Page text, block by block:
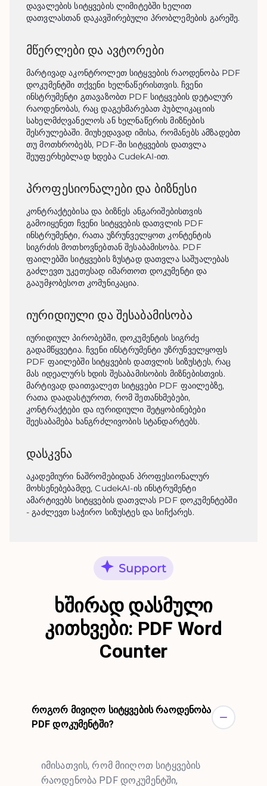
დავალების სიტყვების ლიმიტებში ხელით
დათვლასთან დაკავშირებული პრობლემების გარეშე.
მწერლები და ავტორები
მარტივად აკონტროლეთ სიტყვების რაოდენობა PDF
დოკუმენტში თქვენი ხელნაწერისთვის. ჩვენი
ინსტრუმენტი გთავაზობთ PDF სიტყვების დეტალურ
რაოდენობას, რაც დაგეხმარებათ პუბლიკაციის
სახელმძღვანელოს ან ხელნაწერის მიზნების
შესრულებაში. მიუხედავად იმისა, რომანებს ამზადებთ
თუ მოთხრობებს, PDF-ში სიტყვების დათვლა
შეუფერხებლად ხდება CudekAI-ით.
პროფესიონალები და ბიზნესი
კონტრაქტებისა და ბიზნეს ანგარიშებისთვის
გამოიყენეთ ჩვენი სიტყვების დათვლის PDF
ინსტრუმენტი, რათა უზრუნველყოთ კონტენტის
სიგრძის მოთხოვნებთან შესაბამისობა. PDF
ფაილებში სიტყვების ზუსტად დათვლა საშუალებას
გაძლევთ უკეთესად იმართოთ დოკუმენტი და
გააუმჯობესოთ კომუნიკაცია.
იურიდიული და შესაბამისობა
იურიდიულ პირობებში, დოკუმენტის სიგრძე
გადამწყვეტია. ჩვენი ინსტრუმენტი უზრუნველყოფს
PDF ფაილებში სიტყვების დათვლის სიზუსტეს, რაც
მას იდეალურს ხდის შესაბამისობის მიზნებისთვის.
მარტივად დაითვალეთ სიტყვები PDF ფაილებზე,
რათა დაადასტუროთ, რომ შეთანხმებები,
კონტრაქტები და იურიდიული შეტყობინებები
შეესაბამება ხანგრძლივობის სტანდარტებს.
დასკვნა
აკადემიური ნაშრომებიდან პროფესიონალურ
მოხსენებებამდე, CudekAI-ის ინსტრუმენტი
ამარტივებს სიტყვების დათვლას PDF დოკუმენტებში
- გაძლევთ საჭირო სიზუსტეს და სიჩქარეს.
Support
ხშირად დასმული
კითხვები: PDF Word
Counter
როგორ მივიღო სიტყვების რაოდენობა
PDF დოკუმენტში?
იმისათვის, რომ მიიღოთ სიტყვების
რაოდენობა PDF დოკუმენტში,